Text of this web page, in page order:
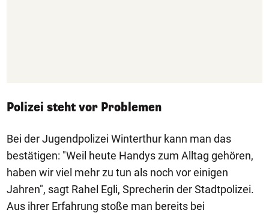
Polizei steht vor Problemen
Bei der Jugendpolizei Winterthur kann man das
bestätigen: "Weil heute Handys zum Alltag gehören,
haben wir viel mehr zu tun als noch vor einigen
Jahren", sagt Rahel Egli, Sprecherin der Stadtpolizei.
Aus ihrer Erfahrung stoße man bereits bei